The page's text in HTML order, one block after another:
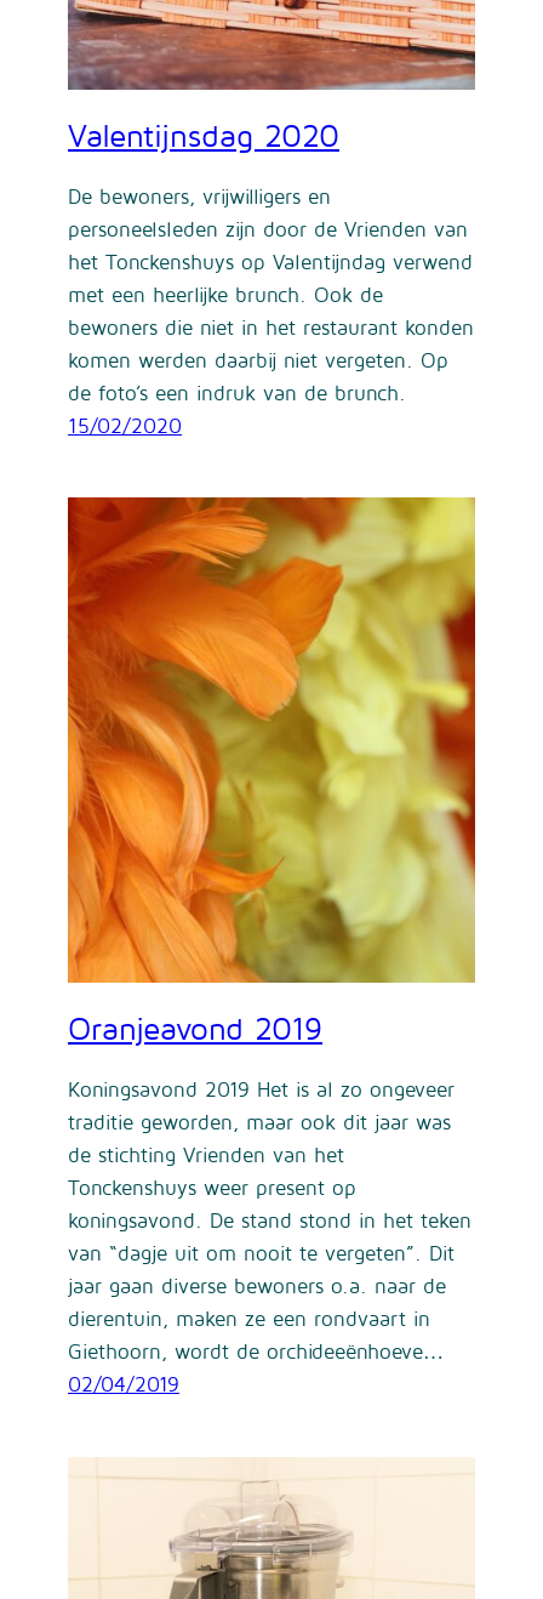
Valentijnsdag 2020
De bewoners, vrijwilligers en
personeelsleden zijn door de Vrienden van
het Tonckenshuys op Valentijndag verwend
met een heerlijke brunch. Ook de
bewoners die niet in het restaurant konden
komen werden daarbij niet vergeten. Op
de foto’s een indruk van de brunch.
15/02/2020
Oranjeavond 2019
Koningsavond 2019 Het is al zo ongeveer
traditie geworden, maar ook dit jaar was
de stichting Vrienden van het
Tonckenshuys weer present op
koningsavond. De stand stond in het teken
van “dagje uit om nooit te vergeten”. Dit
jaar gaan diverse bewoners o.a. naar de
dierentuin, maken ze een rondvaart in
Giethoorn, wordt de orchideeënhoeve…
02/04/2019